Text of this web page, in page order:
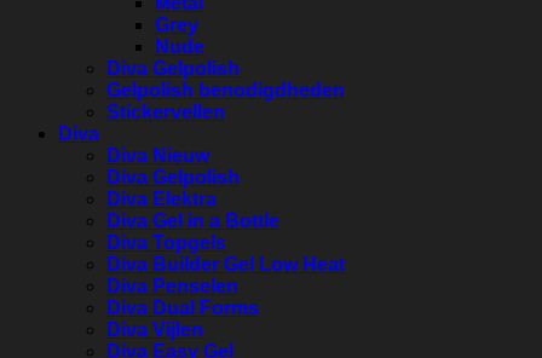
Grey
Nude
Diva Gelpolish
Gelpolish benodigdheden
Stickervellen
Diva
Diva Nieuw
Diva Gelpolish
Diva Elektra
Diva Gel in a Bottle
Diva Topgels
Diva Builder Gel Low Heat
Diva Penselen
Diva Dual Forms
Diva Vijlen
Diva Easy Gel